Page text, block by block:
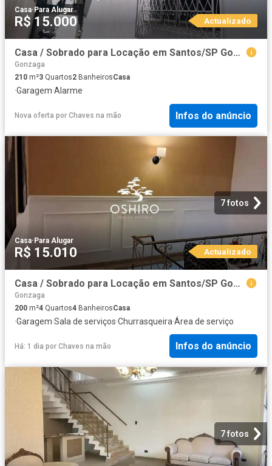
Casa· Para Alugar
R$ 15.000 Actualizado
Casa / Sobrado para Locação em Santos/SP Gonzaga 3 Quartos
Gonzaga
210 m²3 Quartos2 BanheirosCasa
·Garagem·Alarme
Nova oferta por Chaves na mão Infos do anúncio
7 fotos
Casa· Para Alugar
R$ 15.010 Actualizado
Casa / Sobrado para Locação em Santos/SP Gonzaga 4 Quartos
Gonzaga
200 m²4 Quartos4 BanheirosCasa
·Garagem·Sala de serviços·Churrasqueira·Área de serviço
Há: 1 dia por Chaves na mão Infos do anúncio
7 fotos